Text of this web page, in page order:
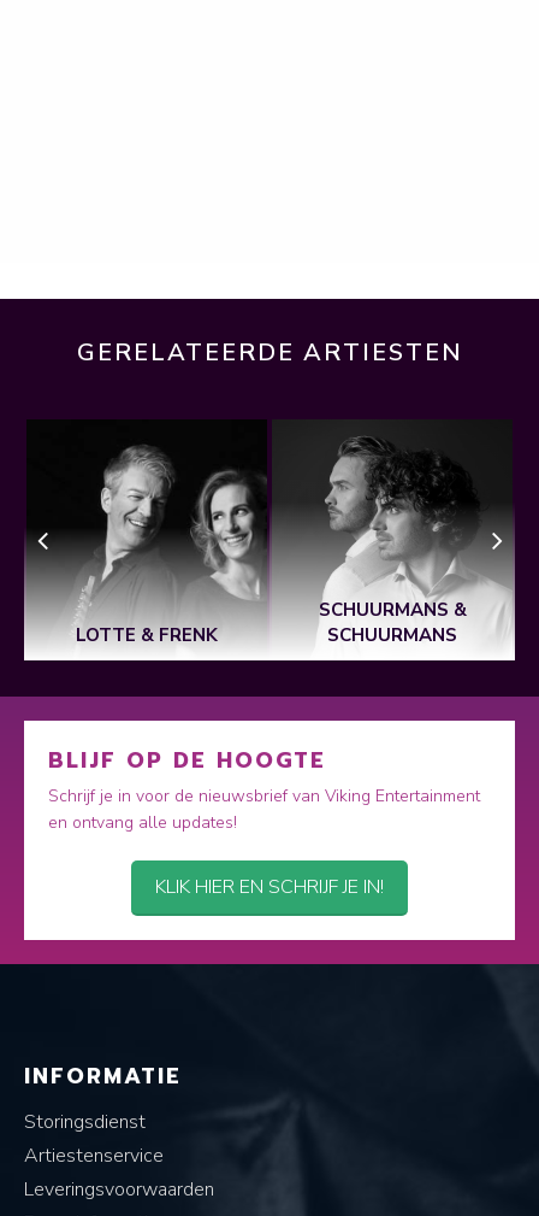
GERELATEERDE ARTIESTEN
LOTTE & FRENK
SCHUURMANS &
SCHUURMANS
BLIJF OP DE HOOGTE
Schrijf je in voor de nieuwsbrief van Viking Entertainment
en ontvang alle updates!
KLIK HIER EN SCHRIJF JE IN!
INFORMATIE
Storingsdienst
Artiestenservice
Leveringsvoorwaarden